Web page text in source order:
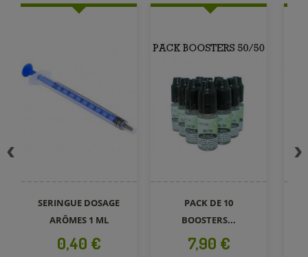
SERINGUE DOSAGE
ARÔMES 1 ML
Prix
0,40 €
PACK DE 10
BOOSTERS...
Prix
7,90 €